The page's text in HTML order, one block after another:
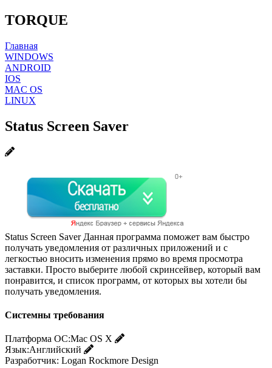
TORQUE
Главная
WINDOWS
ANDROID
IOS
MAC OS
LINUX
Status Screen Saver
Status Screen Saver Данная программа поможет вам быстро
получать уведомления от различных приложений и с
легкостью вносить изменения прямо во время просмотра
заставки. Просто выберите любой скринсейвер, который вам
понравится, и список программ, от которых вы хотели бы
получать уведомления.
Системны требования
Платформа ОС:Mac OS X
Язык:Английский
Разработчик: Logan Rockmore Design